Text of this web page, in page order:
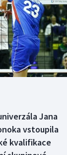
Jana
vstoupila
kvalifikace